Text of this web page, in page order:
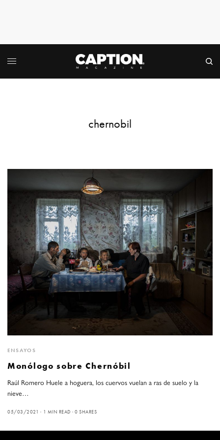
chernobil
ENSAYOS
Monólogo sobre Chernóbil
Raúl Romero Huele a hoguera, los cuervos vuelan a ras de suelo y la
nieve…
05/03/2021 1 MIN READ 0 SHARES